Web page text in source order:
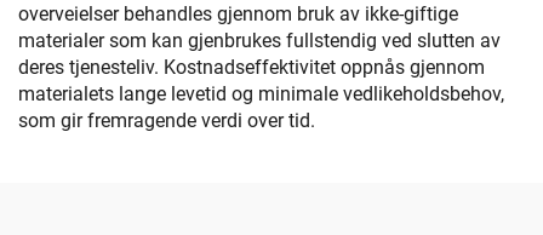
overveielser behandles gjennom bruk av ikke-giftige
materialer som kan gjenbrukes fullstendig ved slutten av
deres tjenesteliv. Kostnadseffektivitet oppnås gjennom
materialets lange levetid og minimale vedlikeholdsbehov,
som gir fremragende verdi over tid.